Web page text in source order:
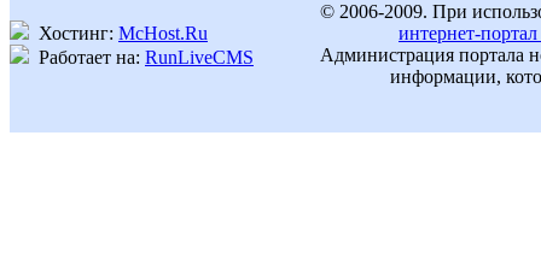
Хостинг: McHost.Ru
Работает на: RunLiveCMS
© 2006-2009. При
интернет-
Администрация портала
информации,